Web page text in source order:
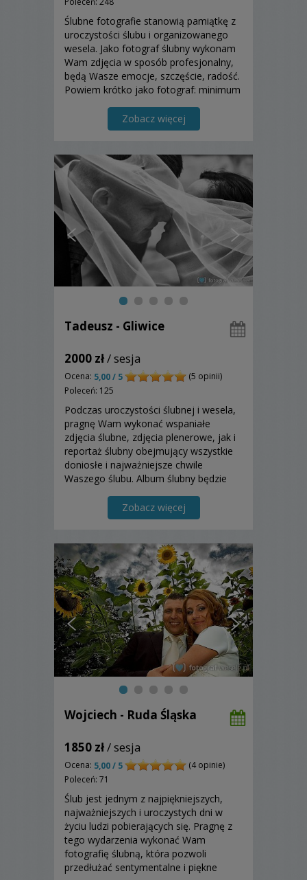
Ślubne fotografie stanowią pamiątkę z
uroczystości ślubu i organizowanego
wesela. Jako fotograf ślubny wykonam
Wam zdjęcia w sposób profesjonalny,
będą Wasze emocje, szczęście, radość.
Powiem krótko jako fotograf: minimum
Zobacz więcej
Tadeusz - Gliwice
2000 zł/ sesja
Ocena: 5,00 / 5
(5 opinii)
Poleceń: 125
Podczas uroczystości ślubnej i wesela,
pragnę Wam wykonać wspaniałe
zdjęcia ślubne, zdjęcia plenerowe, jak i
reportaż ślubny obejmujący wszystkie
doniosłe i najważniejsze chwile
Waszego ślubu. Album ślubny będzie
Zobacz więcej
Wojciech - Ruda Śląska
1850 zł/ sesja
Ocena: 5,00 / 5
(4 opinie)
Poleceń: 71
Ślub jest jednym z najpiękniejszych,
najważniejszych i uroczystych dni w
życiu ludzi pobierających się. Pragnę z
tego wydarzenia wykonać Wam
fotografię ślubną, która pozwoli
przedłużać sentymentalne i piękne